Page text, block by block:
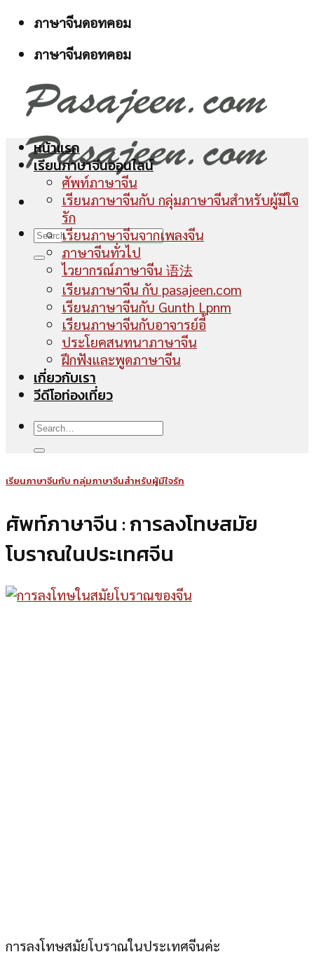
Skip
content
ภาษาจีนดอทคอม
ภาษาจีนดอทคอม
หน้าแรก
เรียนภาษาจีนออนไลน์
ศัพท์ภาษาจีน
เรียนภาษาจีนกับ กลุ่มภาษาจีนสำหรับผู้มีใจ
รัก
เรียนภาษาจีนจากเพลงจีน
ภาษาจีนทั่วไป
ไวยากรณ์ภาษาจีน 语法
เรียนภาษาจีน กับ pasajeen.com
เรียนภาษาจีนกับ Gunth Lpnm
เรียนภาษาจีนกับอาจารย์อี้
ประโยคสนทนาภาษาจีน
ฝึกฟังและพูดภาษาจีน
เกี่ยวกับเรา
วีดีโอท่องเที่ยว
เรียนภาษาจีนกับ กลุ่มภาษาจีนสำหรับผู้มีใจรัก
ศัพท์ภาษาจีน : การลงโทษสมัย
โบราณในประเทศจีน
การลงโทษสมัยโบราณในประเทศจีนค่ะ